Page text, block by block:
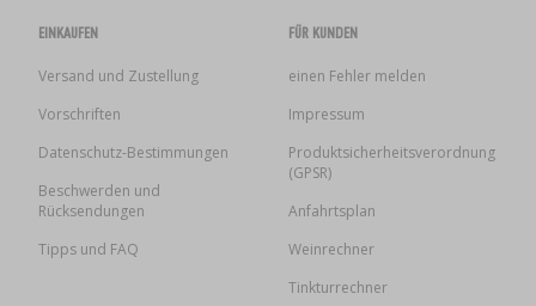
EINKAUFEN
Versand und Zustellung
Vorschriften
Datenschutz-Bestimmungen
Beschwerden und
Rücksendungen
Tipps und FAQ
FÜR KUNDEN
einen Fehler melden
Impressum
Produktsicherheitsverordnung
(GPSR)
Anfahrtsplan
Weinrechner
Tinkturrechner